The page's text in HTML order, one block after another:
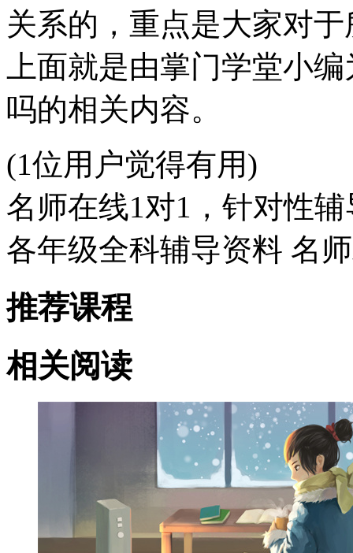
关系的，重点是大家对
上面就是由掌门学堂小
吗的相关内容。
(1位用户觉得有用)
名师在线1对1，针对性
各年级全科辅导资料 名
推荐课程
相关阅读